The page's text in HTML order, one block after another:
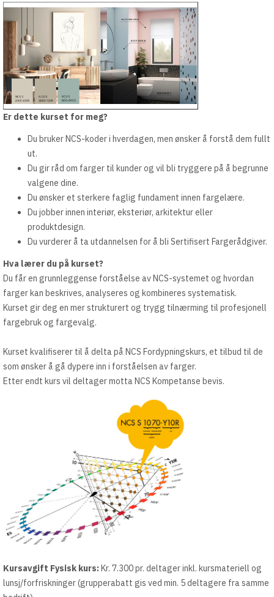
Er dette kurset for meg?
Du bruker NCS-koder i hverdagen, men ønsker å forstå dem fullt
ut.
Du gir råd om farger til kunder og vil bli tryggere på å begrunne
valgene dine.
Du ønsker et sterkere faglig fundament innen fargelære.
Du jobber innen interiør, eksteriør, arkitektur eller
produktdesign.
Du vurderer å ta utdannelsen for å bli Sertifisert Fargerådgiver.
Hva lærer du på kurset?
Du får en grunnleggense forståelse av NCS-systemet og hvordan
farger kan beskrives, analyseres og kombineres systematisk.
Kurset gir deg en mer strukturert og trygg tilnærming til profesjonell
fargebruk og fargevalg.
Kurset kvalifiserer til å delta på NCS Fordypningskurs, et tilbud til de
som ønsker å gå dypere inn i forståelsen av farger.
Etter endt kurs vil deltager motta NCS Kompetanse bevis.
Kursavgift Fysisk kurs: Kr. 7.300 pr. deltager inkl. kursmateriell og
lunsj/forfriskninger (grupperabatt gis ved min. 5 deltagere fra samme